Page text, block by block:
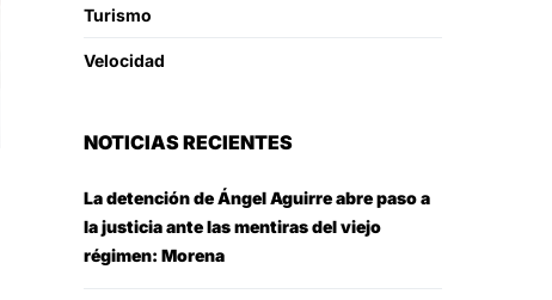
Turismo
Velocidad
NOTICIAS RECIENTES
La detención de Ángel Aguirre abre paso a
la justicia ante las mentiras del viejo
régimen: Morena